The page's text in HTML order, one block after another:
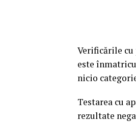
Verificările cu
este
nicio
Testarea cu
rezultate